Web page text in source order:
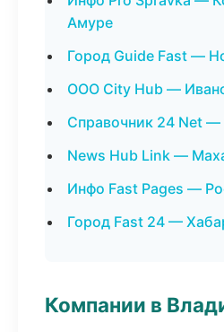
Амуре
Город Guide Fast —
ООО City Hub —
Справочник 24 Net —
News Hub Link —
Инфо Fast Pages —
Город Fast 24 —
Компании в